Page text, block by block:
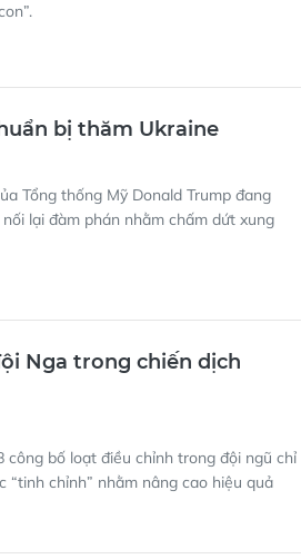
bị thăm Ukraine
Tổng thống Mỹ Donald Trump đang
lại đàm phán nhằm chấm dứt xung
Nga trong chiến dịch
công bố loạt điều chỉnh trong đội ngũ chỉ
“tinh chỉnh” nhằm nâng cao hiệu quả